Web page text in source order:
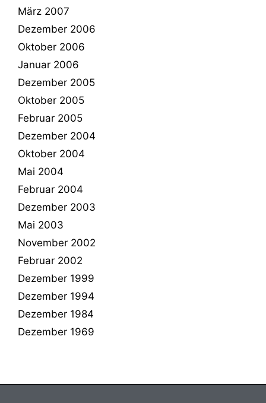
März 2007
Dezember 2006
Oktober 2006
Januar 2006
Dezember 2005
Oktober 2005
Februar 2005
Dezember 2004
Oktober 2004
Mai 2004
Februar 2004
Dezember 2003
Mai 2003
November 2002
Februar 2002
Dezember 1999
Dezember 1994
Dezember 1984
Dezember 1969